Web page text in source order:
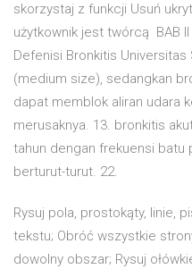
skorzystaj z funkcji Usuń
użytkownik jest twórcą BAB II
Defenisi Bronkitis
(medium size), sedangkan
dapat memblok aliran udara
merusaknya. 13. bronkitis
tahun dengan frekuensi batu
berturut-turut. 22.
Rysuj pola, prostokąty, linie,
tekstu; Obróć wszystkie
dowolny obszar; Rysuj